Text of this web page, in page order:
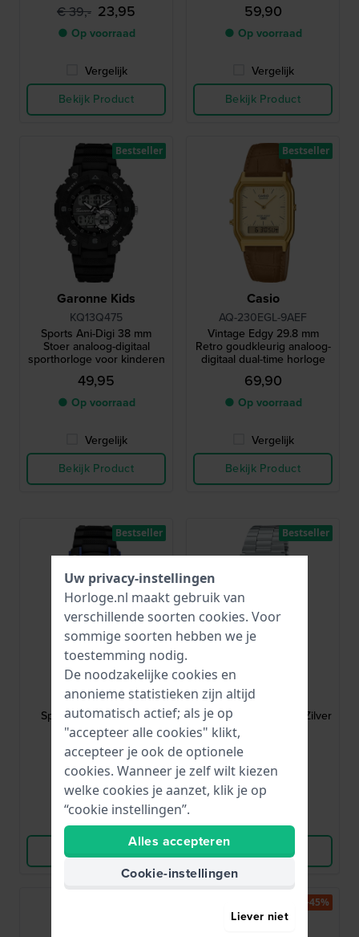
€ 39,- 23,95
● Op voorraad
Vergelijk
Bekijk Product
59,90
● Op voorraad
Vergelijk
Bekijk Product
Garonne Kids
KQ13Q475
Sports Ani-Digi 38 mm
Stoer analoog-digitaal
sporthorloge voor kinderen
49,95
● Op voorraad
Vergelijk
Bekijk Product
Bestseller
Casio
AQ-230EGL-9AEF
Vintage Edgy 29.8 mm
Retro goudkleurig analoog-
digitaal dual-time horloge
69,90
● Op voorraad
Vergelijk
Bekijk Product
Bestseller
Garonne Kids
KQ23Q475
Sports Ani-Digi 38 mm
Analoog-Digitaal
kinderhorloge
49,95
● Op voorraad
Vergelijk
Bekijk Product
Bestseller
A168WEM-7EF
Retro Mirror 36.3 mm Zilver
digitaal horloge
49,90
● Op voorraad
Vergelijk
Bekijk Product
Bestseller
-45%
Uw privacy-instellingen
Horloge.nl maakt gebruik van
verschillende soorten cookies. Voor
sommige soorten hebben we je
toestemming nodig.
De noodzakelijke cookies en
anonieme statistieken zijn altijd
automatisch actief; als je op
"accepteer alle cookies" klikt,
accepteer je ook de optionele
cookies. Wanneer je zelf wilt kiezen
welke cookies je aanzet, klik je op
“cookie instellingen”.
Alles accepteren
Cookie-instellingen
Liever niet